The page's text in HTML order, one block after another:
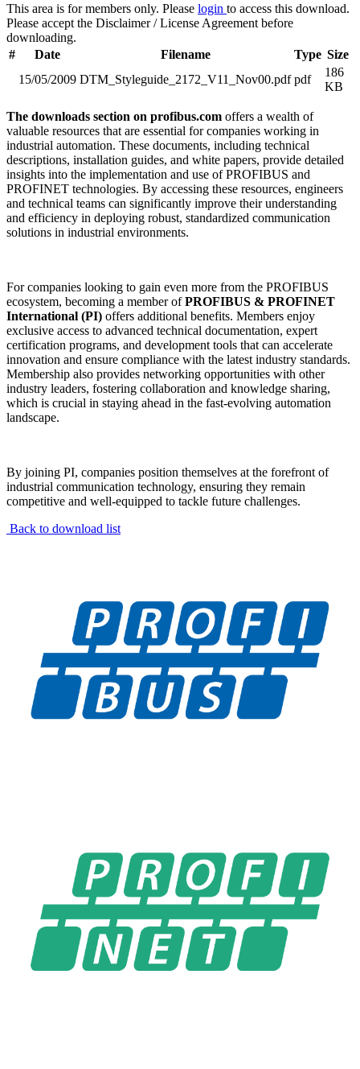
This area is for members only. Please login to access this download.
Please accept the Disclaimer / License Agreement before
downloading.
#
Date Filename Type Size
15/05/2009 DTM_Styleguide_2172_V11_Nov00.pdf pdf
186
KB
The downloads section on profibus.com offers a wealth of
valuable resources that are essential for companies working in
industrial automation. These documents, including technical
descriptions, installation guides, and white papers, provide detailed
insights into the implementation and use of PROFIBUS and
PROFINET technologies. By accessing these resources, engineers
and technical teams can significantly improve their understanding
and efficiency in deploying robust, standardized communication
solutions in industrial environments.
For companies looking to gain even more from the PROFIBUS
ecosystem, becoming a member ofPROFIBUS & PROFINET
International (PI) offers additional benefits. Members enjoy
exclusive access to advanced technical documentation, expert
certification programs, and development tools that can accelerate
innovation and ensure compliance with the latest industry standards.
Membership also provides networking opportunities with other
industry leaders, fostering collaboration and knowledge sharing,
which is crucial in staying ahead in the fast-evolving automation
landscape.
By joining PI, companies position themselves at the forefront of
industrial communication technology, ensuring they remain
competitive and well-equipped to tackle future challenges.
Back to download list